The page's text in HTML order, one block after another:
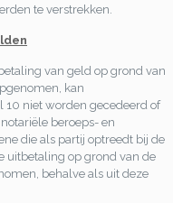
te verstrekken.
van geld op grond van
kan
10 niet worden gecedeerd of
beroeps- en
die als partij optreedt bij de
uitbetaling op grond van de
behalve als uit deze